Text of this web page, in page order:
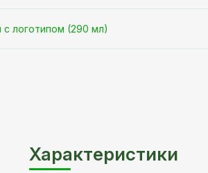
логотипом (290 мл)
Характеристики